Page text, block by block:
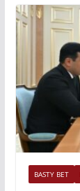
BASTY BET